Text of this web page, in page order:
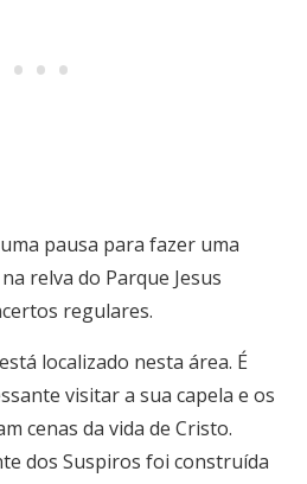
pausa para fazer uma
relva do Parque Jesus
regulares.
localizado nesta área. É
visitar a sua capela e os
cenas da vida de Cristo.
dos Suspiros foi construída